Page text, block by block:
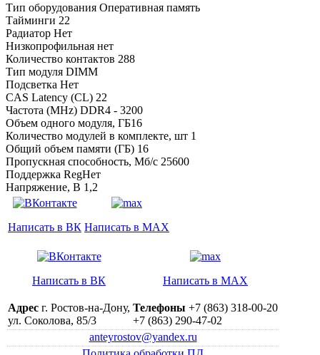
Тип оборудования Оперативная память
Тайминги 22
Радиатор Нет
Низкопрофильная нет
Количество контактов 288
Тип модуля DIMM
Подсветка Нет
CAS Latency (CL) 22
Частота (MHz) DDR4 - 3200
Объем одного модуля, ГБ16
Количество модулей в комплекте, шт 1
Общий объем памяти (ГБ) 16
Пропускная способность, Мб/с 25600
Поддержка RegНет
Напряжение, В 1,2
Написать в ВК Написать в MAX
Написать в ВК Написать в MAX
Адрес г. Ростов-на-Дону,
ул. Соколова, 85/3
Телефоны +7 (863) 318-00-20
+7 (863) 290-47-02
anteyrostov@yandex.ru